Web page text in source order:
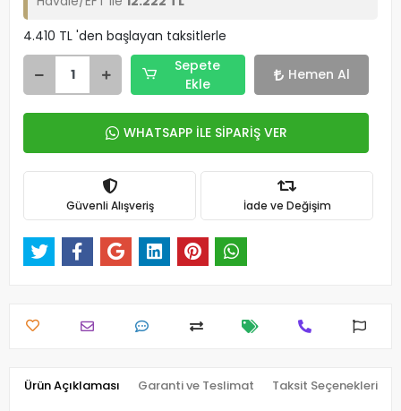
4.410 TL 'den başlayan taksitlerle
Sepete
Ekle
Hemen Al
WHATSAPP İLE SİPARİŞ VER
Güvenli Alışveriş İade ve Değişim
Ürün Açıklaması Garanti ve Teslimat Taksit Seçenekleri